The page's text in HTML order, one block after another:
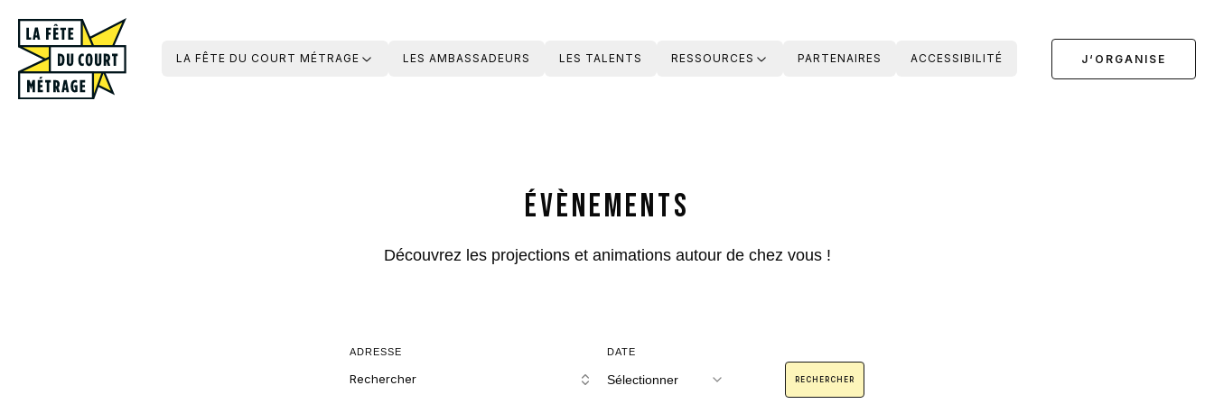
LA FÊTE DU COURT MÉTRAGE LES AMBASSADEURS LES TALENTS RESSOURCES PARTENAIRES ACCESSIBILITÉ J‘ORGANISE
Évènements
Découvrez les projections et animations autour de chez vous !
ADRESSE
Rechercher
DATE
Sélectionner RECHERCHER